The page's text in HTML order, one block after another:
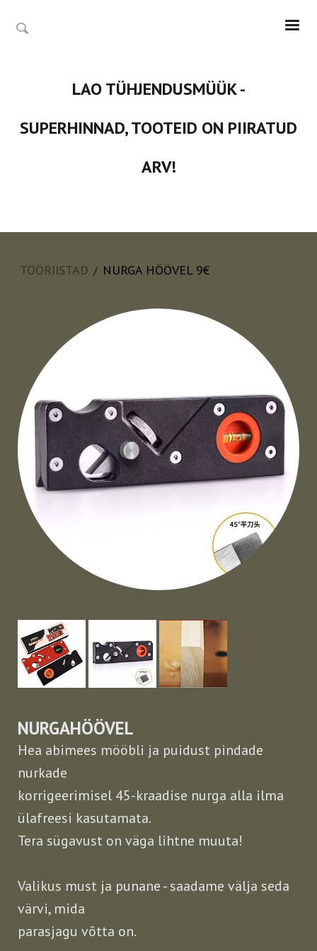
LAO TÜHJENDUSMÜÜK -
SUPERHINNAD, TOOTEID ON PIIRATUD
ARV!
TÖÖRIISTAD / NURGA HÖÖVEL 9€
NURGAHÖÖVEL
Hea abimees mööbli ja puidust pindade
nurkade
korrigeerimisel 45-kraadise nurga alla ilma
ülafreesi kasutamata.
Tera sügavust on väga lihtne muuta!
Valikus must ja punane - saadame välja seda
värvi, mida
parasjagu võtta on.